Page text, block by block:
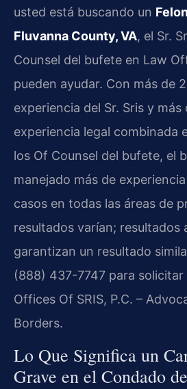
usted está buscando un
Fluvanna County, VA, el Sr.
Counsel del bufete en Law
pueden ayudar. Con más de
experiencia del Sr. Sris y más
experiencia legal combinada
los Of Counsel del bufete, el
manejado más de
casos en todas las áreas de
resultados varían; resultados
garantizan un resultado
(888) 437-7747 para
Offices Of SRIS, P.C. –
Borders.
Lo Que Significa un
Grave en el Condado